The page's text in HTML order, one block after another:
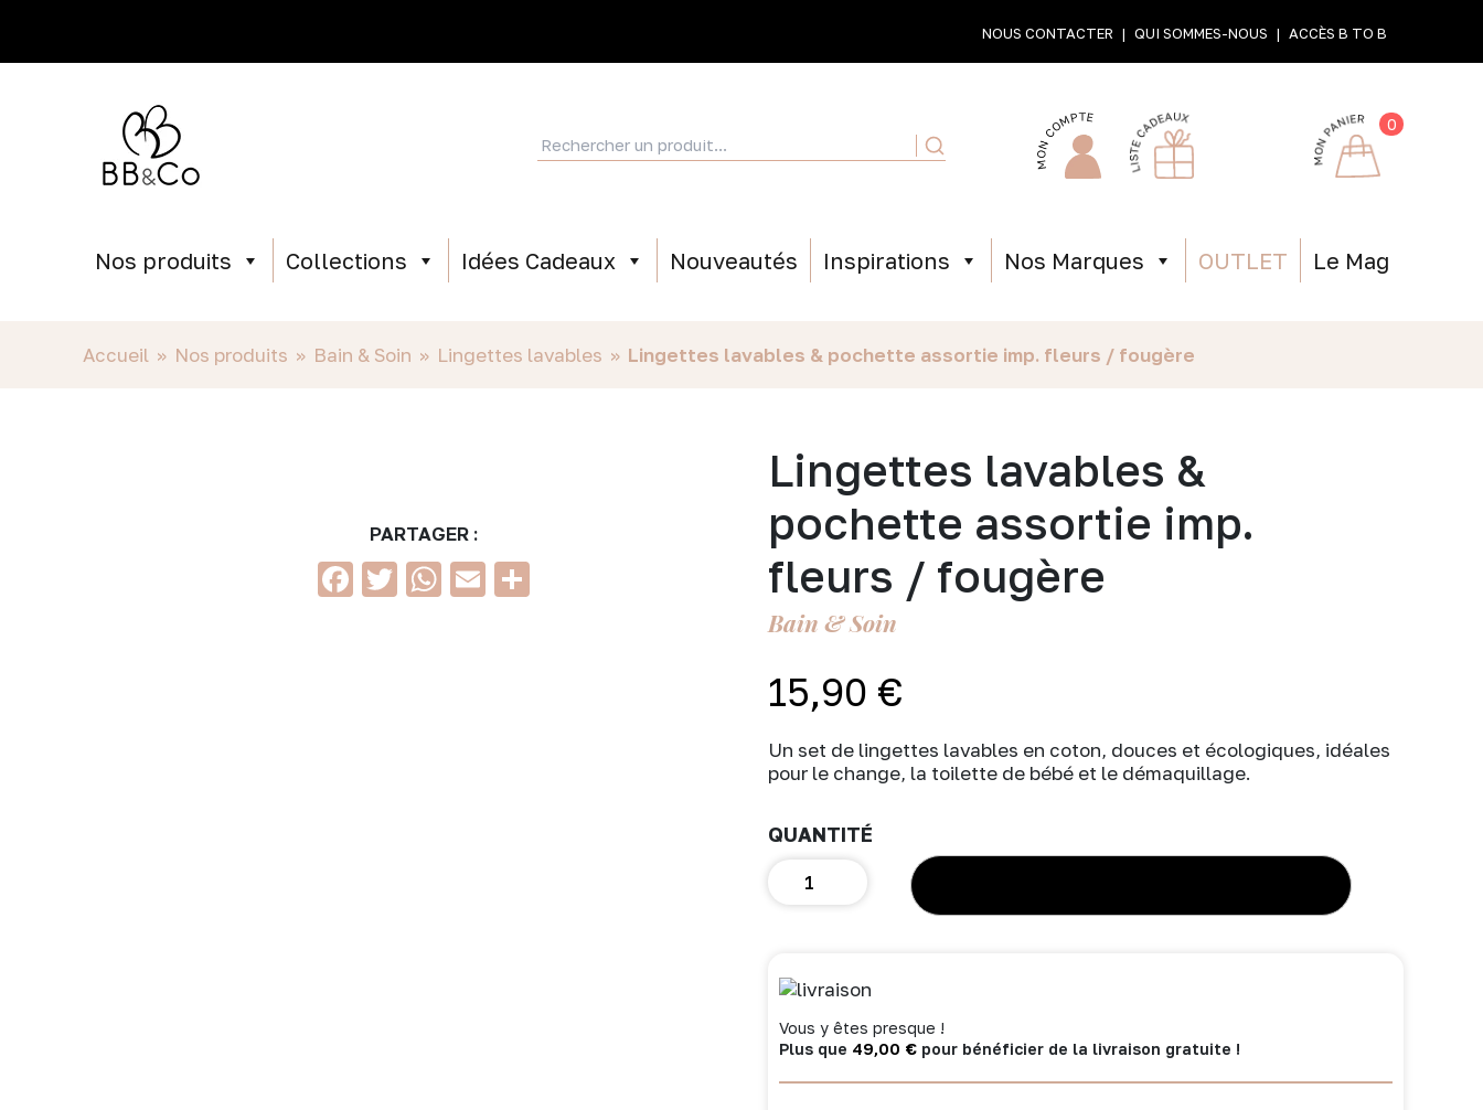
NOUS CONTACTER QUI SOMMES-NOUS ACCÈS B TO B
0
Nos produits Collections Idées Cadeaux Nouveautés Inspirations Nos Marques OUTLET Le Mag
Accueil » Nos produits » Bain & Soin » Lingettes lavables » Lingettes lavables & pochette assortie imp. fleurs / fougère
Lingettes lavables &
pochette assortie imp.
fleurs / fougère
Bain & Soin
15,90 €
Un set de lingettes lavables en coton, douces et écologiques, idéales
pour le change, la toilette de bébé et le démaquillage.
pochette
imp.
fleurs
Vous y êtes presque !
Plus que 49,00 € pour bénéficier de la livraison gratuite !
PARTAGER :
Facebook
Twitter
WhatsApp
Email